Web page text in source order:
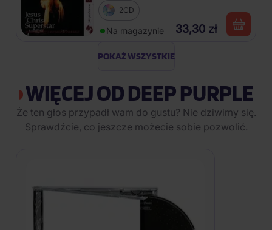
2CD
Na magazynie 33,30 zł
POKAŻ WSZYSTKIE
WIĘCEJ OD DEEP PURPLE
Że ten głos przypadł wam do gustu? Nie dziwimy się.
Sprawdźcie, co jeszcze możecie sobie pozwolić.